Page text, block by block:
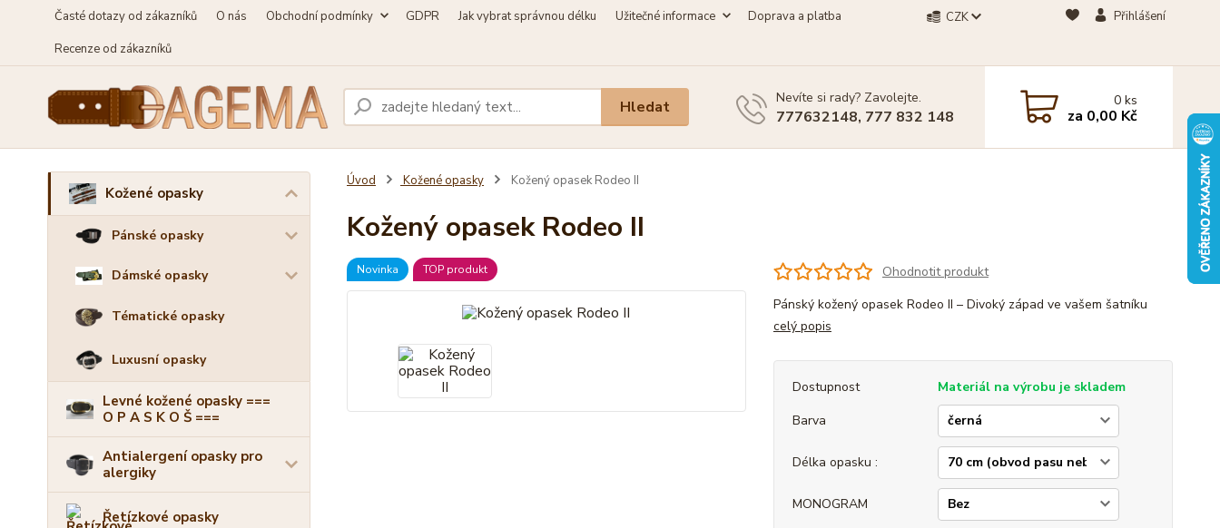
Časté dotazy od zákazníků O nás Obchodní podmínky GDPR Jak vybrat správnou délku Užitečné informace
Doprava a platba
Recenze od zákazníků
CZK Přihlášení
Hledat Nevíte si rady? Zavolejte.
777632148, 777 832 148
0ks
za 0,00 Kč
Kožené opasky
Pánské opasky
Dámské opasky
Tématické opasky
Luxusní opasky
Levné kožené opasky ===
O P A S K O Š ===
Antialergení opasky pro
alergiky
Řetízkové opasky
Úvod Kožené opasky Kožený opasek Rodeo II
Kožený opasek Rodeo II
Novinka TOP produkt
Ohodnotit produkt
Pánský kožený opasek Rodeo II – Divoký západ ve vašem šatníku
celý popis
Dostupnost
Materiál na výrobu je skladem
Barva
Délka opasku :
MONOGRAM